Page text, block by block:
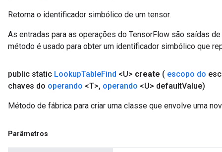
Retorna o identificador simbólico de um tensor.
As entradas para as operações do TensorFlow são saídas
método é usado para obter um identificador simbólico que
public static LookupTableFind <U> create ( escopo do
chaves do operando <T>, operando <U> defaultValue)
Método de fábrica para criar uma classe que envolve uma
Parâmetros